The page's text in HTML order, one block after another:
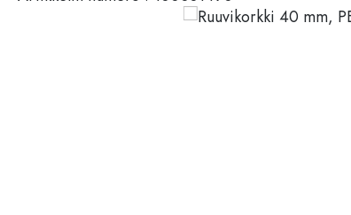
Kosmetiikka-astiat
Patenttikorkkipullot